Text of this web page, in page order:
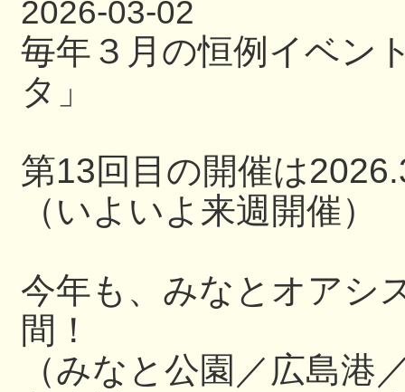
2026-03-02
毎年３月の恒例イベン
タ」
第13回目の開催は
（いよいよ来週開催）
今年も、みなとオアシ
間！
（みなと公園／広島港